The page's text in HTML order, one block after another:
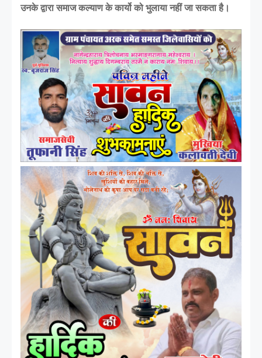
उनके द्वारा समाज कल्याण के कार्यो को भुलाया नहीं जा सकता है।